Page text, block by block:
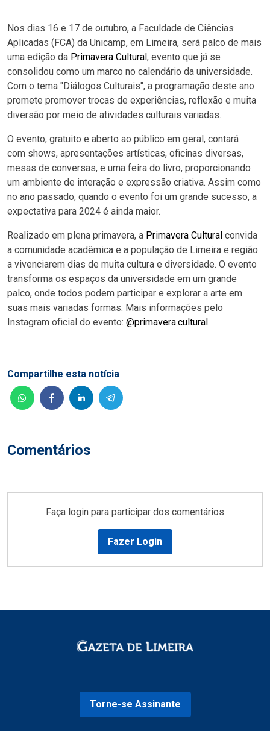
Nos dias 16 e 17 de outubro, a Faculdade de Ciências
Aplicadas (FCA) da Unicamp, em Limeira, será palco de mais
uma edição da Primavera Cultural, evento que já se
consolidou como um marco no calendário da universidade.
Com o tema "Diálogos Culturais", a programação deste ano
promete promover trocas de experiências, reflexão e muita
diversão por meio de atividades culturais variadas.
O evento, gratuito e aberto ao público em geral, contará
com shows, apresentações artísticas, oficinas diversas,
mesas de conversas, e uma feira do livro, proporcionando
um ambiente de interação e expressão criativa. Assim como
no ano passado, quando o evento foi um grande sucesso, a
expectativa para 2024 é ainda maior.
Realizado em plena primavera, a Primavera Cultural convida
a comunidade acadêmica e a população de Limeira e região
a vivenciarem dias de muita cultura e diversidade. O evento
transforma os espaços da universidade em um grande
palco, onde todos podem participar e explorar a arte em
suas mais variadas formas. Mais informações pelo
Instagram oficial do evento: @primavera.cultural.
Comentários
Compartilhe esta notícia
Faça login para participar dos comentários
Fazer Login
Torne-se Assinante